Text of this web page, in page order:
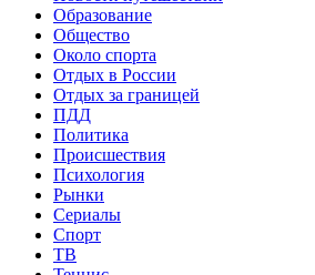
Образование
Общество
Около спорта
Отдых в России
Отдых за границей
ПДД
Политика
Происшествия
Психология
Рынки
Сериалы
Спорт
ТВ